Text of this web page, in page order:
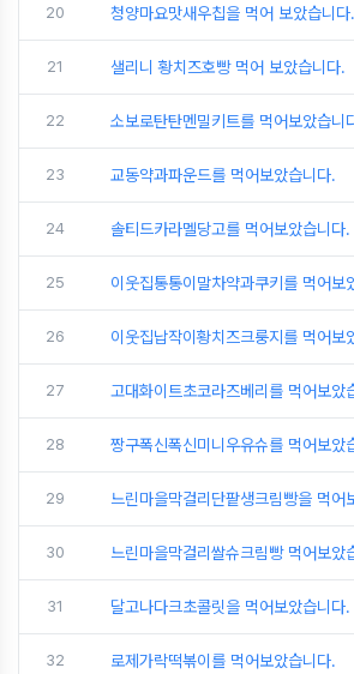
20 청양마요맛새우칩을 먹어 보았습니다.
21 샐리니 황치즈호빵 먹어 보았습니다.
22 소보로탄탄멘밀키트를 먹어보았습니
23 교동약과파운드를 먹어보았습니다.
24 솔티드카라멜당고를 먹어보았습니다.
25 이웃집통통이말차약과쿠키를 먹어보
26 이웃집납작이황치즈크룽지를 먹어보
27 고대화이트초코라즈베리를 먹어보았
28 짱구폭신폭신미니우유슈를 먹어보았
29 느린마을막걸리단팥생크림빵을 먹어
30 느린마을막걸리쌀슈크림빵 먹어보았
31 달고나다크초콜릿을 먹어보았습니다.
32 로제가락떡볶이를 먹어보았습니다.